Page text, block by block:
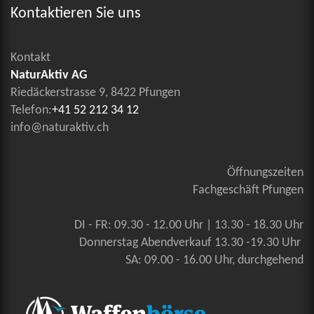
Kontaktieren Sie uns
Kontakt
NaturAktiv AG
Riedäckerstrasse 9, 8422 Pfungen
Telefon:+41 52 212 34 12
info@naturaktiv.ch
Öffnungszeiten
Fachgeschäft Pfungen
DI - FR: 09.30 - 12.00 Uhr | 13.30 - 18.30 Uhr
Donnerstag Abendverkauf 13.30 -19.30 Uhr
SA: 09.00 - 16.00 Uhr, durchgehend